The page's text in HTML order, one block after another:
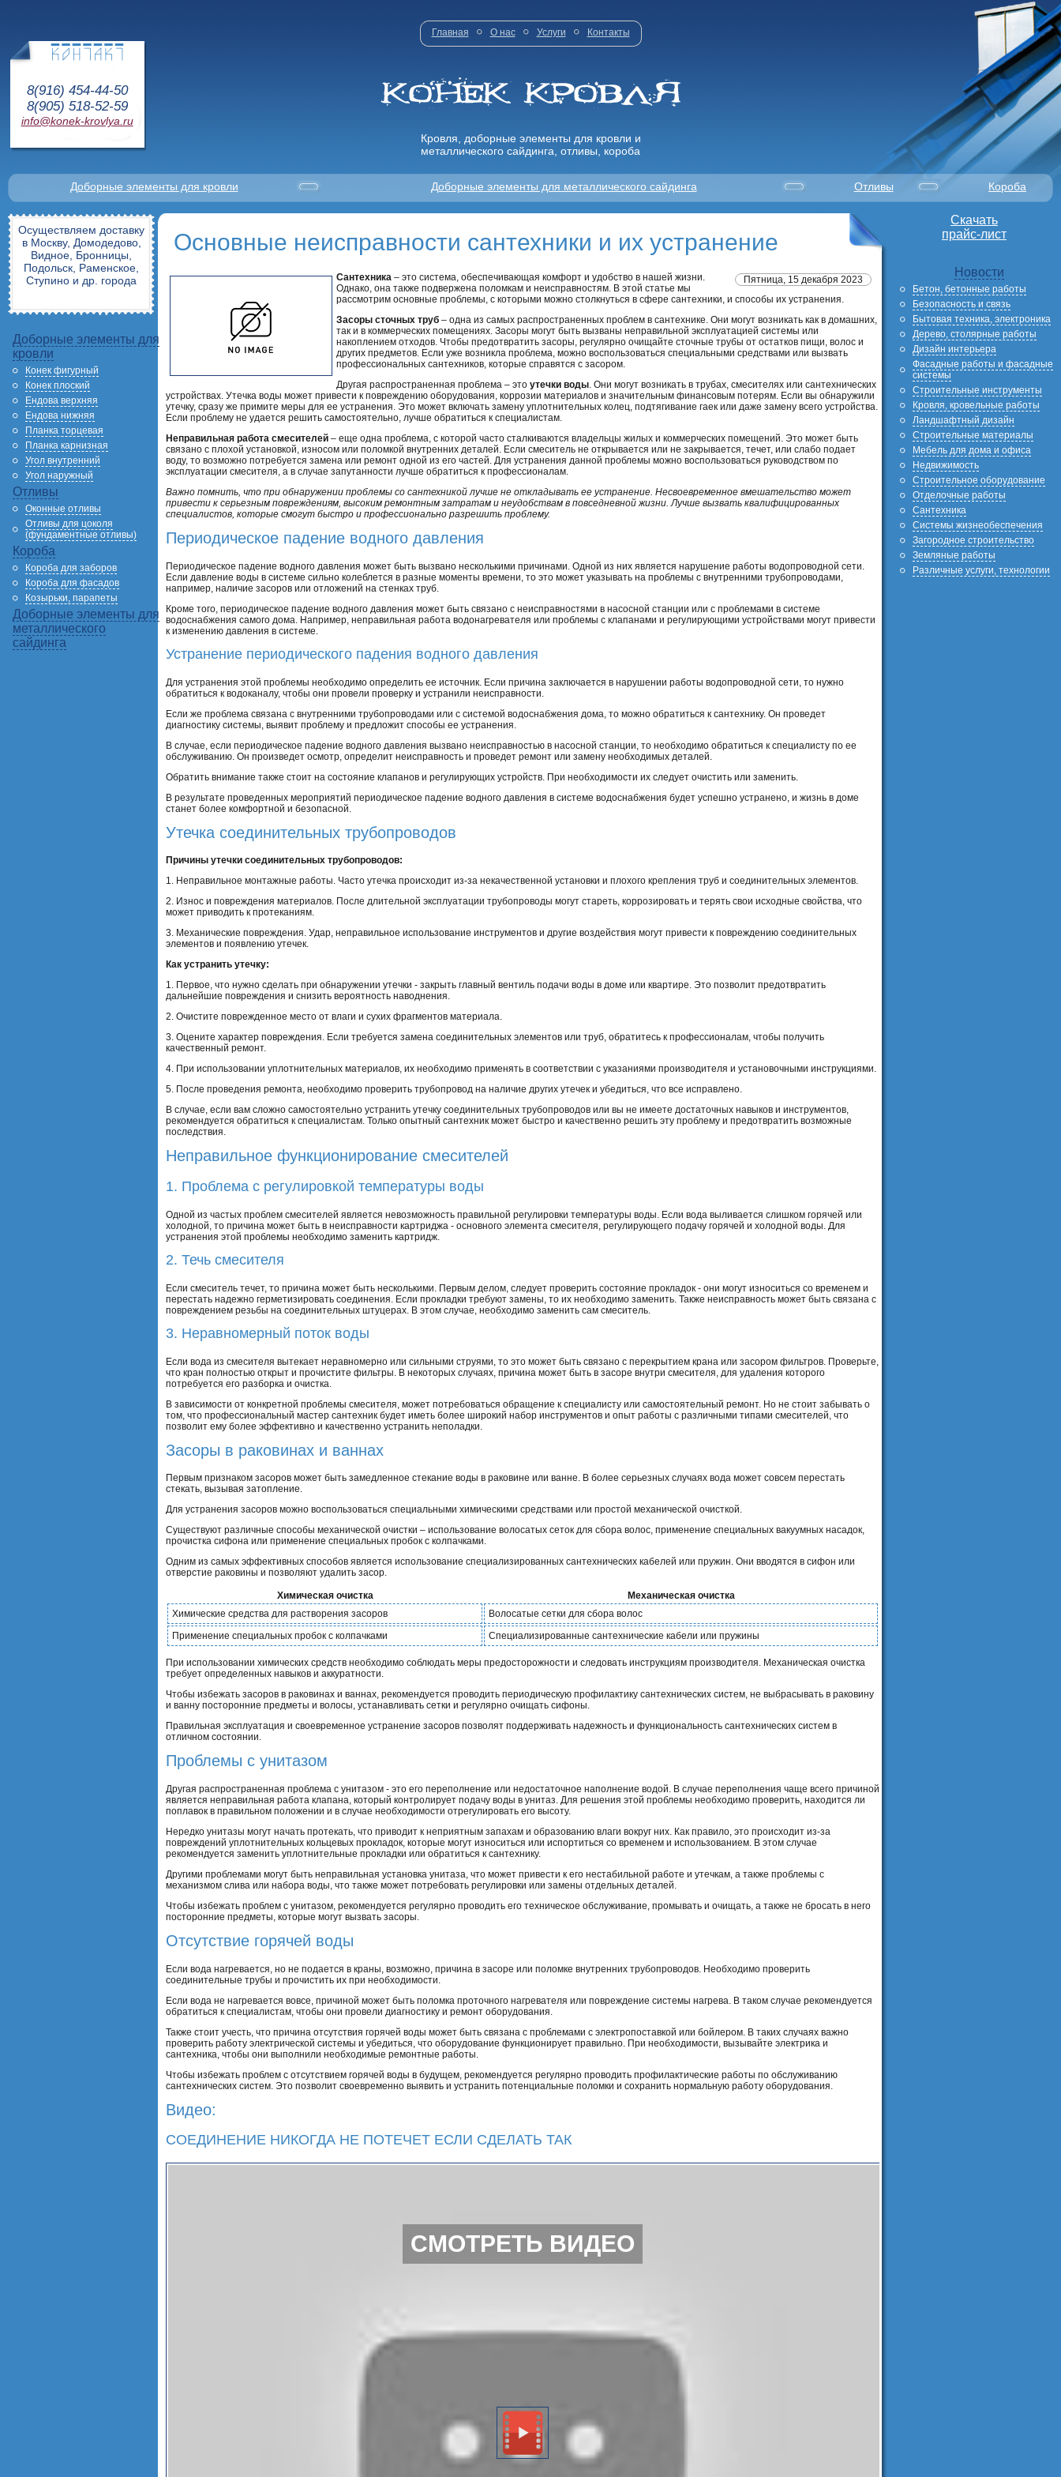
8(916) 454-44-50
8(905) 518-52-59
info@konek-krovlya.ru
Главная О нас Услуги Контакты
Кровля, доборные элементы для кровли и
металлического сайдинга, отливы, короба
Доборные элементы для кровли Доборные элементы для металлического сайдинга Отливы Короба
Осуществляем доставку
в Москву, Домодедово,
Видное, Бронницы,
Подольск, Раменское,
Ступино и др. города
Доборные элементы для
кровли
Конек фигурный
Конек плоский
Ендова верхняя
Ендова нижняя
Планка торцевая
Планка карнизная
Угол внутренний
Угол наружный
Отливы
Оконные отливы
Отливы для цоколя
(фундаментные отливы)
Короба
Короба для заборов
Короба для фасадов
Козырьки, парапеты
Доборные элементы для
металлического
сайдинга
Основные неисправности сантехники и их устранение
Пятница, 15 декабря 2023
Сантехника – это система, обеспечивающая комфорт и удобство в нашей жизни.
Однако, она также подвержена поломкам и неисправностям. В этой статье мы
рассмотрим основные проблемы, с которыми можно столкнуться в сфере сантехники, и способы их устранения.
Засоры сточных труб – одна из самых распространенных проблем в сантехнике. Они могут возникать как в домашних,
так и в коммерческих помещениях. Засоры могут быть вызваны неправильной эксплуатацией системы или
накоплением отходов. Чтобы предотвратить засоры, регулярно очищайте сточные трубы от остатков пищи, волос и
других предметов. Если уже возникла проблема, можно воспользоваться специальными средствами или вызвать
профессиональных сантехников, которые справятся с засором.
Другая распространенная проблема – это утечки воды. Они могут возникать в трубах, смесителях или сантехнических
устройствах. Утечка воды может привести к повреждению оборудования, коррозии материалов и значительным финансовым потерям. Если вы обнаружили
утечку, сразу же примите меры для ее устранения. Это может включать замену уплотнительных колец, подтягивание гаек или даже замену всего устройства.
Если проблему не удается решить самостоятельно, лучше обратиться к специалистам.
Неправильная работа смесителей – еще одна проблема, с которой часто сталкиваются владельцы жилых и коммерческих помещений. Это может быть
связано с плохой установкой, износом или поломкой внутренних деталей. Если смеситель не открывается или не закрывается, течет, или слабо подает
воду, то возможно потребуется замена или ремонт одной из его частей. Для устранения данной проблемы можно воспользоваться руководством по
эксплуатации смесителя, а в случае запутанности лучше обратиться к профессионалам.
Важно помнить, что при обнаружении проблемы со сантехникой лучше не откладывать ее устранение. Несвоевременное вмешательство может
привести к серьезным повреждениям, высоким ремонтным затратам и неудобствам в повседневной жизни. Лучше вызвать квалифицированных
специалистов, которые смогут быстро и профессионально разрешить проблему.
Периодическое падение водного давления
Периодическое падение водного давления может быть вызвано несколькими причинами. Одной из них является нарушение работы водопроводной сети.
Если давление воды в системе сильно колеблется в разные моменты времени, то это может указывать на проблемы с внутренними трубопроводами,
например, наличие засоров или отложений на стенках труб.
Кроме того, периодическое падение водного давления может быть связано с неисправностями в насосной станции или с проблемами в системе
водоснабжения самого дома. Например, неправильная работа водонагревателя или проблемы с клапанами и регулирующими устройствами могут привести
к изменению давления в системе.
Устранение периодического падения водного давления
Для устранения этой проблемы необходимо определить ее источник. Если причина заключается в нарушении работы водопроводной сети, то нужно
обратиться к водоканалу, чтобы они провели проверку и устранили неисправности.
Если же проблема связана с внутренними трубопроводами или с системой водоснабжения дома, то можно обратиться к сантехнику. Он проведет
диагностику системы, выявит проблему и предложит способы ее устранения.
В случае, если периодическое падение водного давления вызвано неисправностью в насосной станции, то необходимо обратиться к специалисту по ее
обслуживанию. Он произведет осмотр, определит неисправность и проведет ремонт или замену необходимых деталей.
Обратить внимание также стоит на состояние клапанов и регулирующих устройств. При необходимости их следует очистить или заменить.
В результате проведенных мероприятий периодическое падение водного давления в системе водоснабжения будет успешно устранено, и жизнь в доме
станет более комфортной и безопасной.
Утечка соединительных трубопроводов
Причины утечки соединительных трубопроводов:
1. Неправильное монтажные работы. Часто утечка происходит из-за некачественной установки и плохого крепления труб и соединительных элементов.
2. Износ и повреждения материалов. После длительной эксплуатации трубопроводы могут стареть, коррозировать и терять свои исходные свойства, что
может приводить к протеканиям.
3. Механические повреждения. Удар, неправильное использование инструментов и другие воздействия могут привести к повреждению соединительных
элементов и появлению утечек.
Как устранить утечку:
1. Первое, что нужно сделать при обнаружении утечки - закрыть главный вентиль подачи воды в доме или квартире. Это позволит предотвратить
дальнейшие повреждения и снизить вероятность наводнения.
2. Очистите поврежденное место от влаги и сухих фрагментов материала.
3. Оцените характер повреждения. Если требуется замена соединительных элементов или труб, обратитесь к профессионалам, чтобы получить
качественный ремонт.
4. При использовании уплотнительных материалов, их необходимо применять в соответствии с указаниями производителя и установочными инструкциями.
5. После проведения ремонта, необходимо проверить трубопровод на наличие других утечек и убедиться, что все исправлено.
В случае, если вам сложно самостоятельно устранить утечку соединительных трубопроводов или вы не имеете достаточных навыков и инструментов,
рекомендуется обратиться к специалистам. Только опытный сантехник может быстро и качественно решить эту проблему и предотвратить возможные
последствия.
Неправильное функционирование смесителей
1. Проблема с регулировкой температуры воды
Одной из частых проблем смесителей является невозможность правильной регулировки температуры воды. Если вода выливается слишком горячей или
холодной, то причина может быть в неисправности картриджа - основного элемента смесителя, регулирующего подачу горячей и холодной воды. Для
устранения этой проблемы необходимо заменить картридж.
2. Течь смесителя
Если смеситель течет, то причина может быть несколькими. Первым делом, следует проверить состояние прокладок - они могут износиться со временем и
перестать надежно герметизировать соединения. Если прокладки требуют замены, то их необходимо заменить. Также неисправность может быть связана с
повреждением резьбы на соединительных штуцерах. В этом случае, необходимо заменить сам смеситель.
3. Неравномерный поток воды
Если вода из смесителя вытекает неравномерно или сильными струями, то это может быть связано с перекрытием крана или засором фильтров. Проверьте,
что кран полностью открыт и прочистите фильтры. В некоторых случаях, причина может быть в засоре внутри смесителя, для удаления которого
потребуется его разборка и очистка.
В зависимости от конкретной проблемы смесителя, может потребоваться обращение к специалисту или самостоятельный ремонт. Но не стоит забывать о
том, что профессиональный мастер сантехник будет иметь более широкий набор инструментов и опыт работы с различными типами смесителей, что
позволит ему более эффективно и качественно устранить неполадки.
Засоры в раковинах и ваннах
Первым признаком засоров может быть замедленное стекание воды в раковине или ванне. В более серьезных случаях вода может совсем перестать
стекать, вызывая затопление.
Для устранения засоров можно воспользоваться специальными химическими средствами или простой механической очисткой.
Существуют различные способы механической очистки – использование волосатых сеток для сбора волос, применение специальных вакуумных насадок,
прочистка сифона или применение специальных пробок с колпачками.
Одним из самых эффективных способов является использование специализированных сантехнических кабелей или пружин. Они вводятся в сифон или
отверстие раковины и позволяют удалить засор.
Химическая очистка
Механическая очистка
Химические средства для растворения засоров
Волосатые сетки для сбора волос
Применение специальных пробок с колпачками
Специализированные сантехнические кабели или пружины
При использовании химических средств необходимо соблюдать меры предосторожности и следовать инструкциям производителя. Механическая очистка
требует определенных навыков и аккуратности.
Чтобы избежать засоров в раковинах и ваннах, рекомендуется проводить периодическую профилактику сантехнических систем, не выбрасывать в раковину
и ванну посторонние предметы и волосы, устанавливать сетки и регулярно очищать сифоны.
Правильная эксплуатация и своевременное устранение засоров позволят поддерживать надежность и функциональность сантехнических систем в
отличном состоянии.
Проблемы с унитазом
Другая распространенная проблема с унитазом - это его переполнение или недостаточное наполнение водой. В случае переполнения чаще всего причиной
является неправильная работа клапана, который контролирует подачу воды в унитаз. Для решения этой проблемы необходимо проверить, находится ли
поплавок в правильном положении и в случае необходимости отрегулировать его высоту.
Нередко унитазы могут начать протекать, что приводит к неприятным запахам и образованию влаги вокруг них. Как правило, это происходит из-за
повреждений уплотнительных кольцевых прокладок, которые могут износиться или испортиться со временем и использованием. В этом случае
рекомендуется заменить уплотнительные прокладки или обратиться к сантехнику.
Другими проблемами могут быть неправильная установка унитаза, что может привести к его нестабильной работе и утечкам, а также проблемы с
механизмом слива или набора воды, что также может потребовать регулировки или замены отдельных деталей.
Чтобы избежать проблем с унитазом, рекомендуется регулярно проводить его техническое обслуживание, промывать и очищать, а также не бросать в него
посторонние предметы, которые могут вызвать засоры.
Отсутствие горячей воды
Если вода нагревается, но не подается в краны, возможно, причина в засоре или поломке внутренних трубопроводов. Необходимо проверить
соединительные трубы и прочистить их при необходимости.
Если вода не нагревается вовсе, причиной может быть поломка проточного нагревателя или повреждение системы нагрева. В таком случае рекомендуется
обратиться к специалистам, чтобы они провели диагностику и ремонт оборудования.
Также стоит учесть, что причина отсутствия горячей воды может быть связана с проблемами с электропоставкой или бойлером. В таких случаях важно
проверить работу электрической системы и убедиться, что оборудование функционирует правильно. При необходимости, вызывайте электрика и
сантехника, чтобы они выполнили необходимые ремонтные работы.
Чтобы избежать проблем с отсутствием горячей воды в будущем, рекомендуется регулярно проводить профилактические работы по обслуживанию
сантехнических систем. Это позволит своевременно выявить и устранить потенциальные поломки и сохранить нормальную работу оборудования.
Видео:
СОЕДИНЕНИЕ НИКОГДА НЕ ПОТЕЧЕТ ЕСЛИ СДЕЛАТЬ ТАК
СМОТРЕТЬ ВИДЕО
Скачать
прайс-лист
Новости
Бетон, бетонные работы
Безопасность и связь
Бытовая техника, электроника
Дерево, столярные работы
Дизайн интерьера
Фасадные работы и фасадные
системы
Строительные инструменты
Кровля, кровельные работы
Ландшафтный дизайн
Строительные материалы
Мебель для дома и офиса
Недвижимость
Строительное оборудование
Отделочные работы
Сантехника
Системы жизнеобеспечения
Загородное строительство
Земляные работы
Различные услуги, технологии